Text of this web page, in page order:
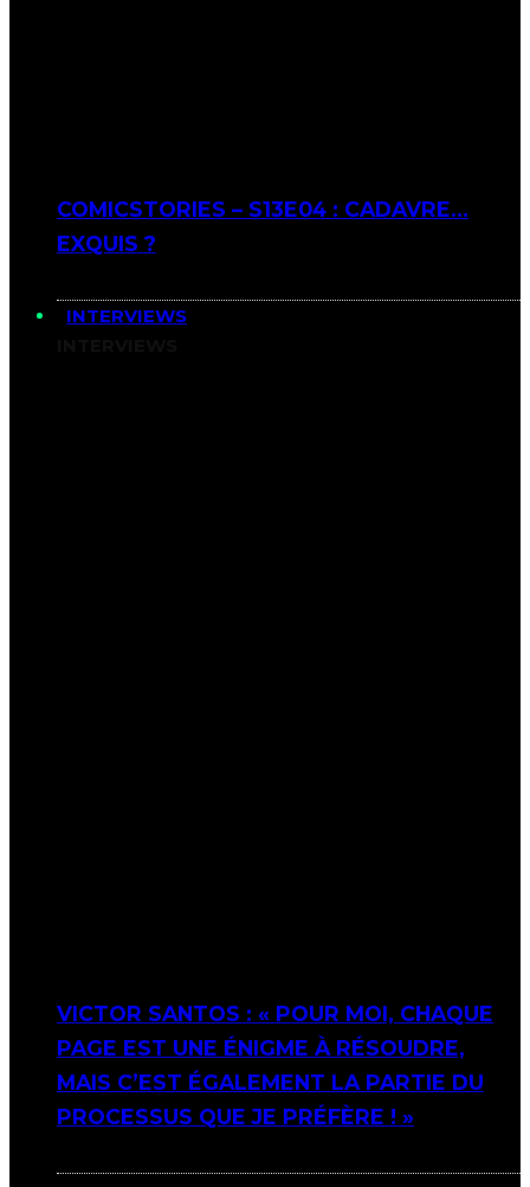
COMICSTORIES – S13E04 : CADAVRE…
EXQUIS ?
INTERVIEWS
VICTOR SANTOS : « POUR MOI, CHAQUE
PAGE EST UNE ÉNIGME À RÉSOUDRE,
MAIS C’EST ÉGALEMENT LA PARTIE DU
PROCESSUS QUE JE PRÉFÈRE ! »